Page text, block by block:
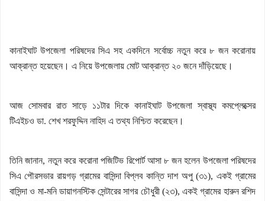
কানাইঘাট উপজেলা পরিষদের সিএ সহ একদিনে সর্বোচ্চ নতুন করে ৮ জন করোনায়
আক্রান্ত হয়েছেন। এ নিয়ে উপজেলায় মোট আক্রান্ত ২০ জনে দাঁড়িয়েছে।
আজ সোমবার রাত সাড়ে ১১টার দিকে কানাইঘাট উপজেলা স্বাস্থ্য কমপ্লেক্সের
টিএইচও ডা. শেখ শরফুদ্দিন নাহিদ এ তথ্য নিশ্চিত করেছেন।
তিনি জানান, নতুন করে করোনা পজিটিভ রিপোর্ট আসা ৮ জন হলেন উপজেলা পরিষদের
সিএ পৌরসভার রায়গড় গ্রামের বাসিন্দা বিপ্লব কান্তি দাশ অপু (৩১), একই গ্রামের
বাসিন্দা ও মা-মনি ডায়াগনস্টিক সেন্টারের সাগর চৌধুরী (২৩), একই গ্রামের হারুন রশিদ